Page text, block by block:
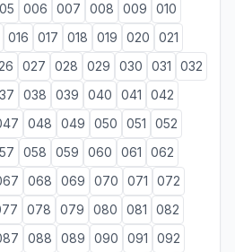
006 007 008 009
010
016 017 018 019 020
021
027 028 029 030 031
032
038 039 040 041
042
048 049 050 051
052
058 059 060 061
062
068 069 070 071
072
078 079 080 081
082
088 089 090 091
092